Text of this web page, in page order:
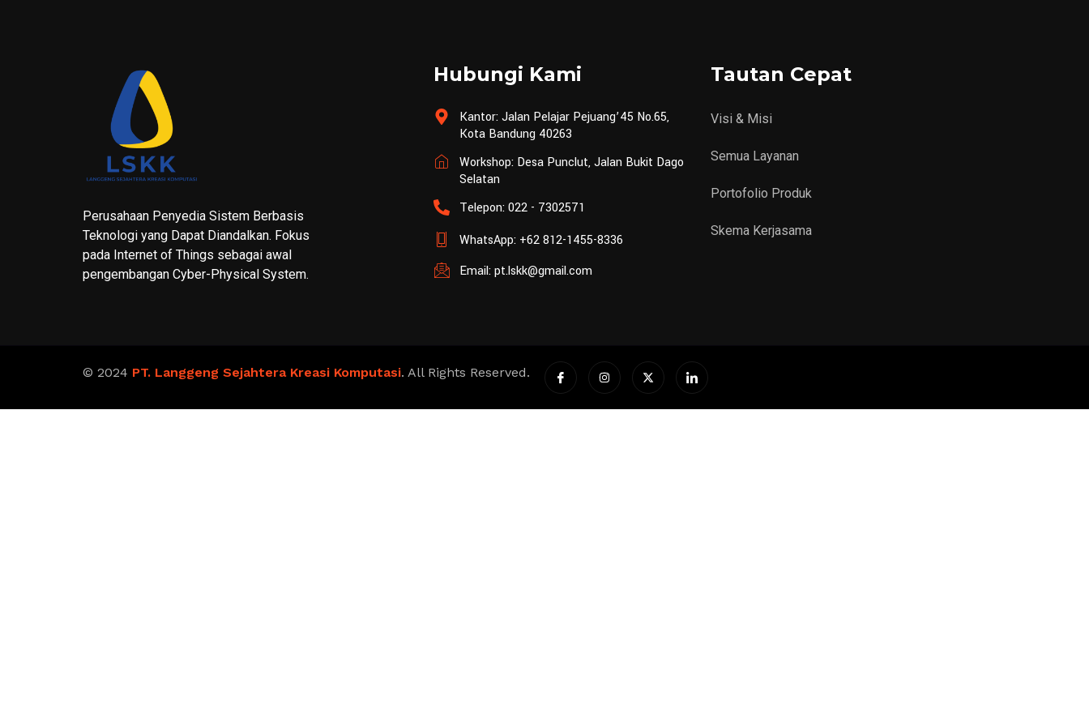
Perusahaan Penyedia Sistem Berbasis
Teknologi yang Dapat Diandalkan. Fokus
pada Internet of Things sebagai awal
pengembangan Cyber-Physical System.
Hubungi Kami
Kantor: Jalan Pelajar Pejuang’45 No.65,
Kota Bandung 40263
Workshop: Desa Punclut, Jalan Bukit Dago
Selatan
Telepon: 022 - 7302571
WhatsApp: +62 812-1455-8336
Email:pt.lskk@gmail.com
Tautan Cepat
Visi & Misi
Semua Layanan
Portofolio Produk
Skema Kerjasama
© 2024 PT. Langgeng Sejahtera Kreasi Komputasi. All Rights Reserved.